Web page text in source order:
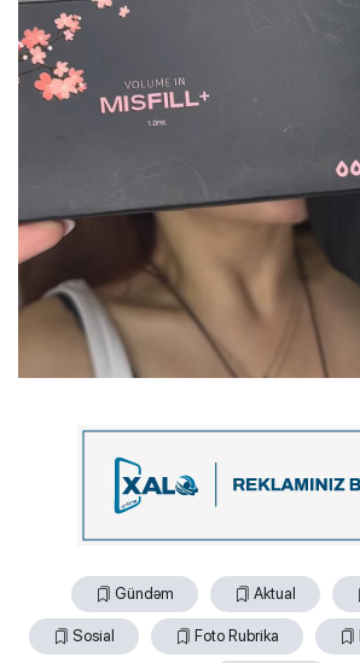
Gündəm Aktual
Sosial Foto Rubrika